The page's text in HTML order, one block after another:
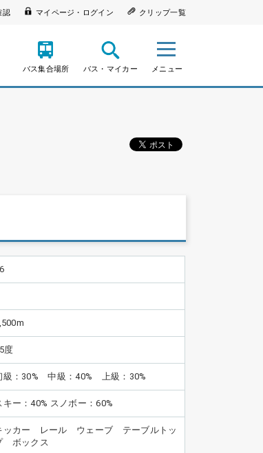
認 マイページ・ログイン クリップ一覧
バス集合場所 バス・マイカー メニュー
度
級：30% 中級：40% 上級：30%
キー：40% スノボー：60%
ッカー レール ウェーブ テーブルトッ
ボックス